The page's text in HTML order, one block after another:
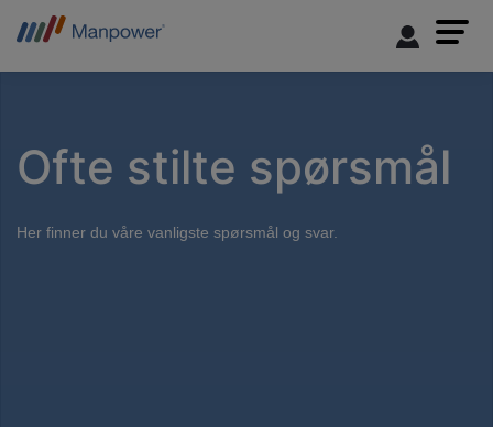
Ofte stilte spørsmål
Her finner du våre vanligste spørsmål og svar.